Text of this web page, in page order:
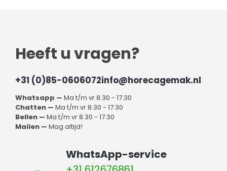
Heeft u vragen?
+31 (0)85-0606072info@horecagemak.nl
Whatsapp — Ma t/m vr 8.30 - 17.30
Chatten — Ma t/m vr 8.30 - 17.30
Bellen — Ma t/m vr 8.30 - 17.30
Mailen — Mag altijd!
WhatsApp-service